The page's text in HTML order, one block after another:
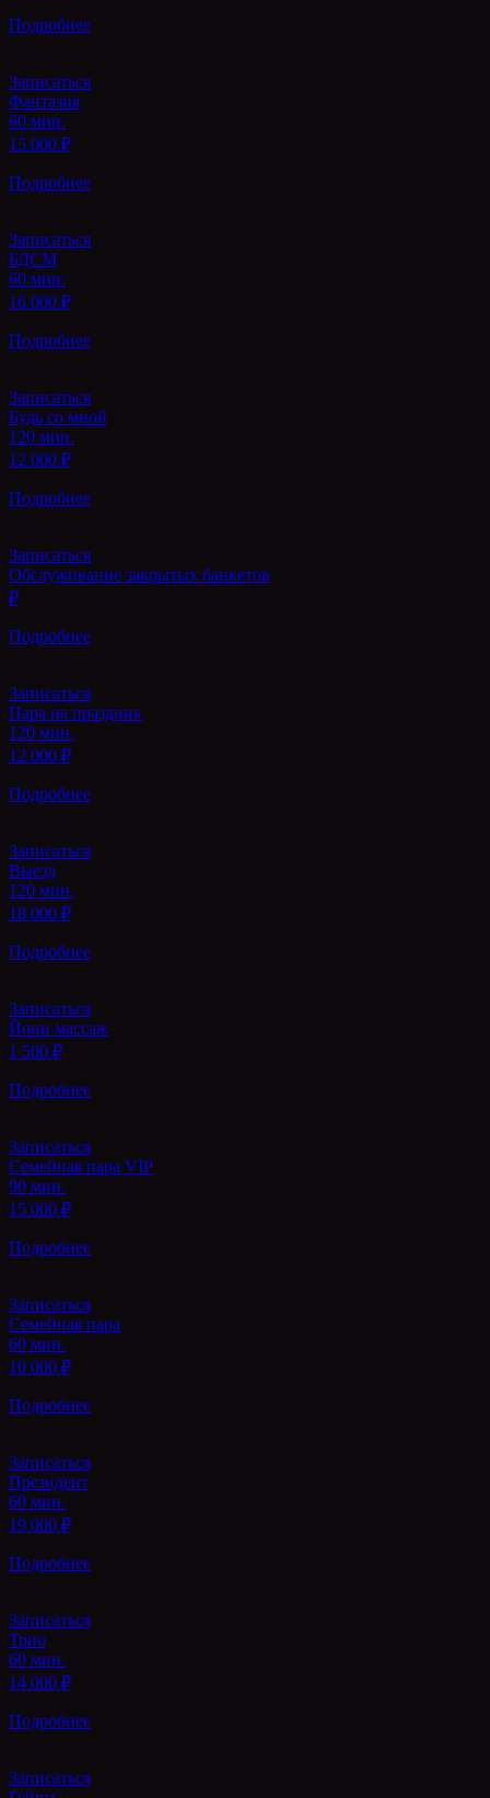
Подробнее
Записаться
Фантазия
60 мин.
15 000 ₽
Подробнее
Записаться
БДСМ
60 мин.
16 000 ₽
Подробнее
Записаться
Будь со мной
120 мин.
12 000 ₽
Подробнее
Записаться
Обслуживание закрытых банкетов
₽
Подробнее
Записаться
Пара на праздник
120 мин.
12 000 ₽
Подробнее
Записаться
Выезд
120 мин.
18 000 ₽
Подробнее
Записаться
Йони массаж
1 500 ₽
Подробнее
Записаться
Семейная пара VIP
90 мин.
15 000 ₽
Подробнее
Записаться
Семейная пара
60 мин.
10 000 ₽
Подробнее
Записаться
Президент
60 мин.
19 000 ₽
Подробнее
Записаться
Трио
60 мин.
14 000 ₽
Подробнее
Записаться